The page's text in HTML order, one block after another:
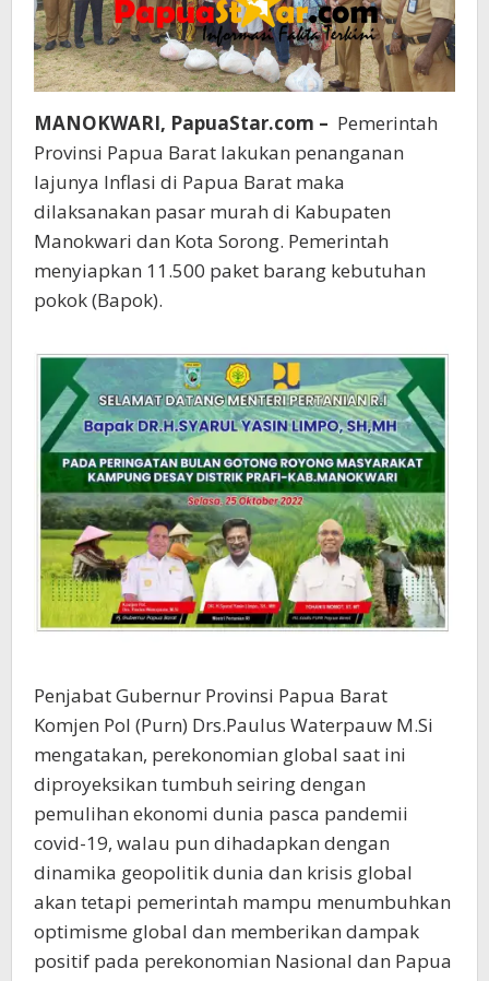
MANOKWARI, PapuaStar.com – Pemerintah
Provinsi Papua Barat lakukan penanganan
lajunya Inflasi di Papua Barat maka
dilaksanakan pasar murah di Kabupaten
Manokwari dan Kota Sorong. Pemerintah
menyiapkan 11.500 paket barang kebutuhan
pokok (Bapok).
Penjabat Gubernur Provinsi Papua Barat
Komjen Pol (Purn) Drs.Paulus Waterpauw M.Si
mengatakan, perekonomian global saat ini
diproyeksikan tumbuh seiring dengan
pemulihan ekonomi dunia pasca pandemii
covid-19, walau pun dihadapkan dengan
dinamika geopolitik dunia dan krisis global
akan tetapi pemerintah mampu menumbuhkan
optimisme global dan memberikan dampak
positif pada perekonomian Nasional dan Papua